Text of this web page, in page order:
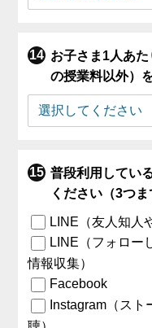
お子さま1人あ
の授業料以外）
普段利用してい
ください（3つま
LINE（友人知人
LINE（フォロー
情報収集）
Facebook
Instagram（ス